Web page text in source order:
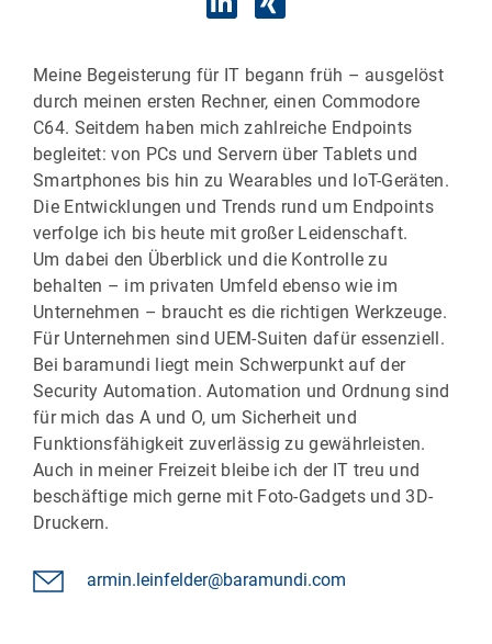
Meine Begeisterung für IT begann früh – ausgelöst
durch meinen ersten Rechner, einen Commodore
C64. Seitdem haben mich zahlreiche Endpoints
begleitet: von PCs und Servern über Tablets und
Smartphones bis hin zu Wearables und IoT-Geräten.
Die Entwicklungen und Trends rund um Endpoints
verfolge ich bis heute mit großer Leidenschaft.
Um dabei den Überblick und die Kontrolle zu
behalten – im privaten Umfeld ebenso wie im
Unternehmen – braucht es die richtigen Werkzeuge.
Für Unternehmen sind UEM-Suiten dafür essenziell.
Bei baramundi liegt mein Schwerpunkt auf der
Security Automation. Automation und Ordnung sind
für mich das A und O, um Sicherheit und
Funktionsfähigkeit zuverlässig zu gewährleisten.
Auch in meiner Freizeit bleibe ich der IT treu und
beschäftige mich gerne mit Foto-Gadgets und 3D-
Druckern.
armin.leinfelder@baramundi.com